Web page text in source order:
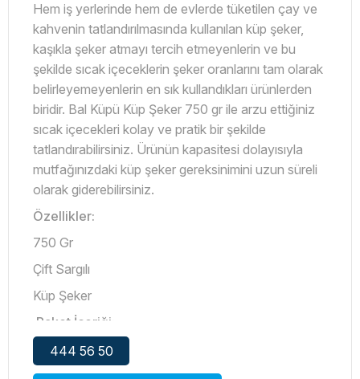
Hem iş yerlerinde hem de evlerde tüketilen çay ve
kahvenin tatlandırılmasında kullanılan küp şeker,
kaşıkla şeker atmayı tercih etmeyenlerin ve bu
şekilde sıcak içeceklerin şeker oranlarını tam olarak
belirleyemeyenlerin en sık kullandıkları ürünlerden
biridir. Bal Küpü Küp Şeker 750 gr ile arzu ettiğiniz
sıcak içecekleri kolay ve pratik bir şekilde
tatlandırabilirsiniz. Ürünün kapasitesi dolayısıyla
mutfağınızdaki küp şeker gereksinimini uzun süreli
olarak giderebilirsiniz.
Özellikler:
750 Gr
Çift Sargılı
Küp Şeker
Paket İçeriği:
750 Gr Balküpü Küp Şeker
444 56 50